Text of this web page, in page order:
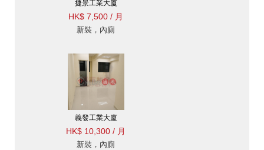
捷景工業大廈
HK$ 7,500 / 月
新裝，內廁
義發工業大廈
HK$ 10,300 / 月
新裝，內廁